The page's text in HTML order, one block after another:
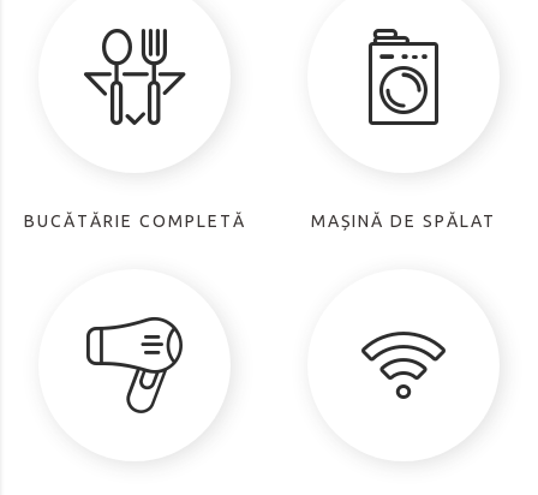
BUCĂTĂRIE COMPLETĂ MAȘINĂ DE SPĂLAT